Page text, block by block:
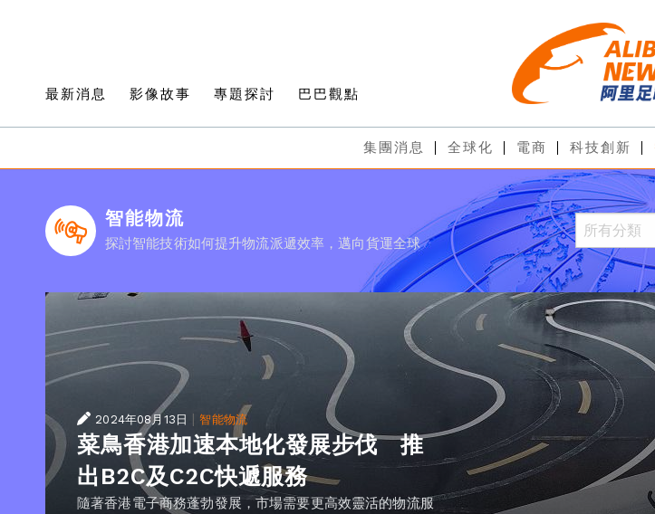
最新消息 影像故事 專題探討 巴巴觀點
集團消息 全球化 電商 科技創新
智能物流
探討智能技術如何提升物流派遞效率，邁向貨運全球
2024年08月13日 |智能物流
菜鳥香港加速本地化發展步伐 推
出B2C及C2C快遞服務
隨著香港電子商務蓬勃發展，市場需要更高效靈活的物流服